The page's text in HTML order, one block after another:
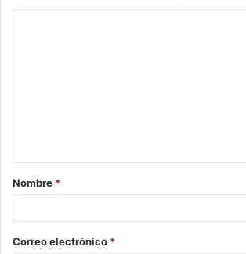
a
r
Nombre *
Correo electrónico *